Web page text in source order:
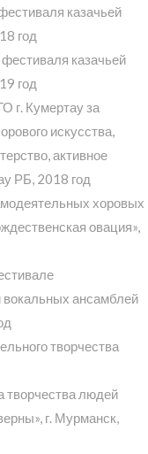
казачьей
год
казачьей
год
г. Кумертау за
искусства,
активное
РБ, 2018 год
хоровых
овация»,
ансамблей
творчества
творчества людей
г. Мурманск,